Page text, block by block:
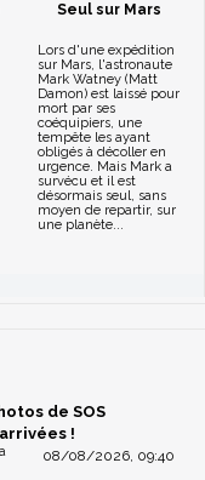
Seul sur Mars
Lors d'une expédition
sur Mars, l'astronaute
Mark Watney (Matt
Damon) est laissé pour
mort par ses
coéquipiers, une
tempête les ayant
obligés à décoller en
urgence. Mais Mark a
survécu et il est
désormais seul, sans
moyen de repartir, sur
une planète...
de SOS
!
08/08/2026, 09:40